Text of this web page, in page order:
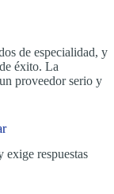
de especialidad, y
éxito. La
proveedor serio y
exige respuestas